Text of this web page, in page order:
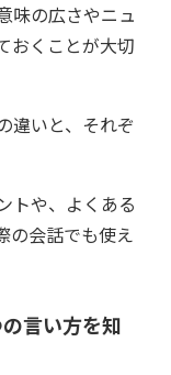
味の広さやニュ
おくことが大切
違いと、それぞ
トや、よくある
の会話でも使え
言い方を知